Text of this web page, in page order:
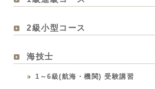
2級小型コース
海技士
1～6級(航海・機関) 受験講習